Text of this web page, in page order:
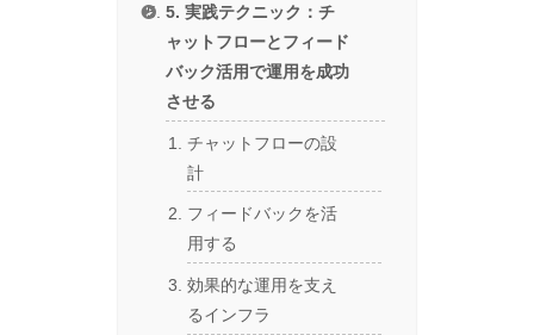
5. 実践テクニック：チ
ャットフローとフィード
バック活用で運用を成功
させる
チャットフローの設
計
フィードバックを活
用する
効果的な運用を支え
るインフラ